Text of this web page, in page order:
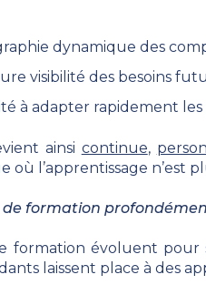
dynamique des
visibilité des besoins
à adapter rapidement
ainsi continue,
où l’apprentissage n’est
de formation
formation évoluent pour
laissent place à des